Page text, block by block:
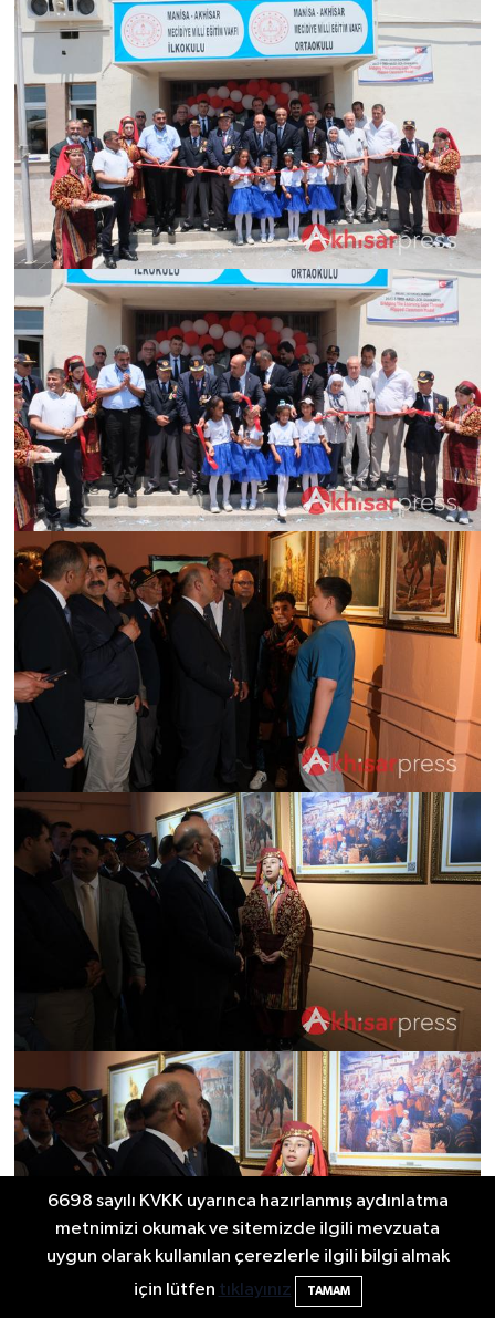
6698 sayılı KVKK uyarınca hazırlanmış aydınlatma
metnimizi okumak ve sitemizde ilgili mevzuata
uygun olarak kullanılan çerezlerle ilgili bilgi almak
için lütfen tıklayınız TAMAM